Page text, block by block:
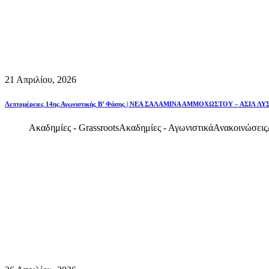
21 Απριλίου, 2026
Λεπτομέρειες 14ης Αγωνιστικής Β’ Φάσης | ΝΕΑ ΣΑΛΑΜΙΝΑ ΑΜΜΟΧΩΣΤΟΥ – ΑΣΙΛ
Ακαδημίες - GrassrootsΑκαδημίες - ΑγωνιστικάΑνακοινώσεις